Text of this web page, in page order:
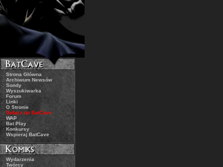
.: Strona Główna
.: Archiwum Newsów
.: Sondy
.:Wyszukiwarka
.: Forum
.: Linki
.: O Stronie
.: Dołącz do BatCave
.: WAP
.: Bat Play
.: Konkursy
.: Wspieraj BatCave
.: Wydarzenia
.: Twórcy